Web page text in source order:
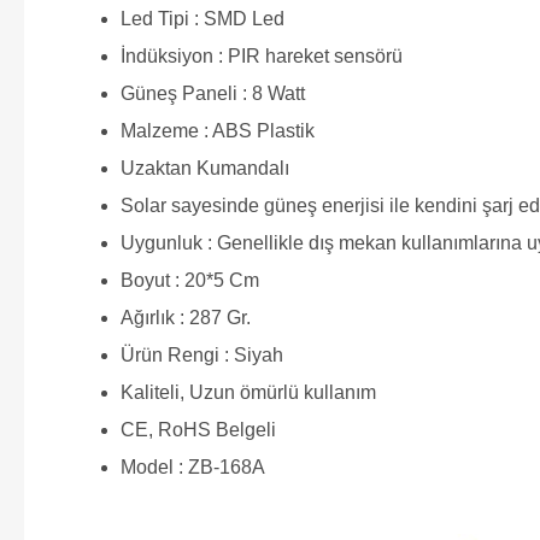
Led Tipi : SMD Led
İndüksiyon : PIR hareket sensörü
Güneş Paneli : 8 Watt
Malzeme : ABS Plastik
Uzaktan Kumandalı
Solar sayesinde güneş enerjisi ile kendini şarj
Uygunluk : Genellikle dış mekan kullanımlarına
Boyut : 20*5 Cm
Ağırlık : 287 Gr.
Ürün Rengi : Siyah
Kaliteli, Uzun ömürlü kullanım
CE, RoHS Belgeli
Model : ZB-168A